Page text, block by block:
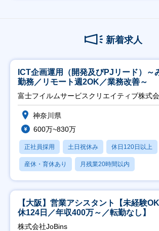
新着求人
ICT企画運用（開発及びPJリード）～
勤務／リモート週2OK／業務改善～
富士フイルムサービスクリエイティブ株式
神奈川県
600万~830万
正社員採用 土日祝休み 休日120日以上
産休・育休あり 月残業20時間以内
【大阪】営業アシスタント【未経験
休124日／年収400万～／転勤なし】
株式会社JoBins